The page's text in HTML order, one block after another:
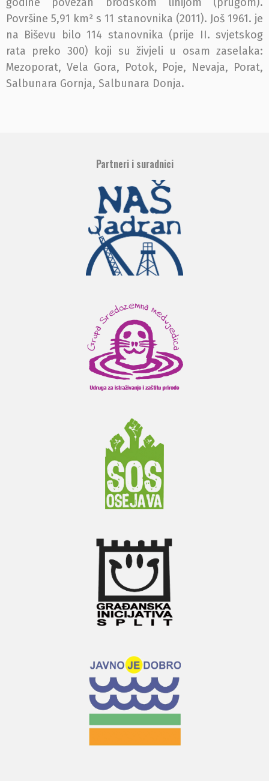
Površine 5,91 km² s 11 stanovnika (2011). Još 1961. je
na Biševu bilo 114 stanovnika (prije II. svjetskog
rata preko 300) koji su živjeli u osam zaselaka:
Mezoporat, Vela Gora, Potok, Poje, Nevaja, Porat,
Salbunara Gornja, Salbunara Donja.
Partneri i suradnici